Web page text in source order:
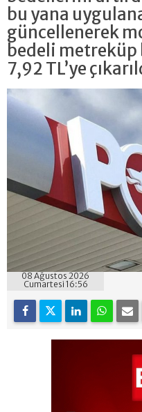
bu yana
güncellenerek
bedeli metreküp
7,92 TL’ye
08 Ağustos 2026
Cumartesi 16:56